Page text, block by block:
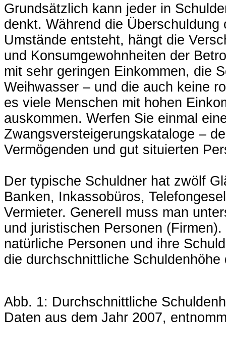
Grundsätzlich kann jeder in
denkt. Während die
Umstände entsteht, hängt die
und Konsumgewohnheiten der
mit sehr geringen Einkommen, die
Weihwasser – und die auch keine
es viele Menschen mit hohen
auskommen. Werfen Sie einmal
Zwangsversteigerungskataloge –
Vermögenden und gut situierten
Der typische Schuldner hat zwölf
Banken, Inkassobüros,
Vermieter. Generell muss man
und juristischen Personen
natürliche Personen und ihre
die durchschnittliche
Abb. 1: Durchschnittliche
Daten aus dem Jahr 2007,